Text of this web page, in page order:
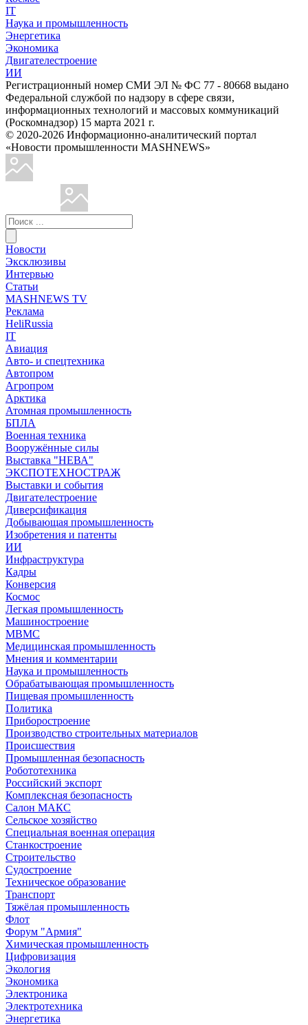
IT
Наука и промышленность
Энергетика
Экономика
Двигателестроение
ИИ
Регистрационный номер СМИ ЭЛ № ФС 77 - 80668 выдано
Федеральной службой по надзору в сфере связи,
информационных технологий и массовых коммуникаций
(Роскомнадзор) 15 марта 2021 г.
© 2020-2026 Информационно-аналитический портал
«Новости промышленности MASHNEWS»
Новости
Эксклюзивы
Интервью
Статьи
MASHNEWS TV
Реклама
HeliRussia
IT
Авиация
Авто- и спецтехника
Автопром
Агропром
Арктика
Атомная промышленность
БПЛА
Военная техника
Вооружённые силы
Выставка "НЕВА"
ЭКСПОТЕХНОСТРАЖ
Выставки и события
Двигателестроение
Диверсификация
Добывающая промышленность
Изобретения и патенты
ИИ
Инфраструктура
Кадры
Конверсия
Космос
Легкая промышленность
Машиностроение
МВМС
Медицинская промышленность
Мнения и комментарии
Наука и промышленность
Обрабатывающая промышленность
Пищевая промышленность
Политика
Приборостроение
Производство строительных материалов
Происшествия
Промышленная безопасность
Робототехника
Российский экспорт
Комплексная безопасность
Салон МАКС
Сельское хозяйство
Специальная военная операция
Станкостроение
Строительство
Судостроение
Техническое образование
Транспорт
Тяжёлая промышленность
Флот
Форум "Армия"
Химическая промышленность
Цифровизация
Экология
Экономика
Электроника
Электротехника
Энергетика